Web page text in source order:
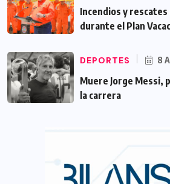
Incendios y
durante el Plan
DEPORTES 8
Muere Jorge Messi,
la carrera